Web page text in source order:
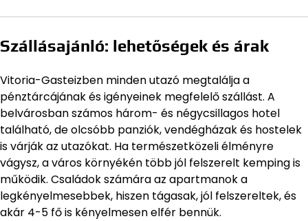
Szállásajánló: lehetőségek és árak
Vitoria-Gasteizben minden utazó megtalálja a
pénztárcájának és igényeinek megfelelő szállást. A
belvárosban számos három- és négycsillagos hotel
található, de olcsóbb panziók, vendégházak és hostelek
is várják az utazókat. Ha természetközeli élményre
vágysz, a város környékén több jól felszerelt kemping is
működik. Családok számára az apartmanok a
legkényelmesebbek, hiszen tágasak, jól felszereltek, és
akár 4-5 fő is kényelmesen elfér bennük.